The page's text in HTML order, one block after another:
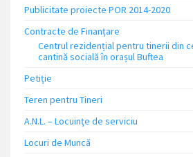
Publicitate proiecte POR 2014-2020
Contracte de Finanțare
Centrul rezidențial pentru tinerii din
cantină socială în orașul Buftea
Petiție
Teren pentru Tineri
A.N.L. – Locuinţe de serviciu
Locuri de Muncă